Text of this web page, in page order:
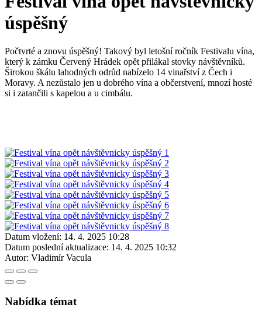
úspěšný
Počtvrté a znovu úspěšný! Takový byl letošní ročník Festivalu vína,
který k zámku Červený Hrádek opět přilákal stovky návštěvníků.
Širokou škálu lahodných odrůd nabízelo 14 vinařství z Čech i
Moravy. A nezůstalo jen u dobrého vína a občerstvení, mnozí hosté
si i zatančili s kapelou a u cimbálu.
Datum vložení: 14. 4. 2025 10:28
Datum poslední aktualizace: 14. 4. 2025 10:32
Autor: Vladimír Vacula
Nabídka témat